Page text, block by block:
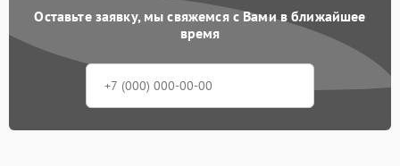
Оставьте заявку, мы свяжемся с Вами в ближайшее
время